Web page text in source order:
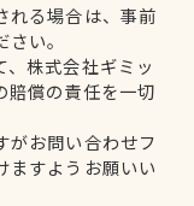
れる場合は、事前
い。
、株式会社ギミッ
賠償の責任を一切
がお問い合わせフ
ますようお願いい